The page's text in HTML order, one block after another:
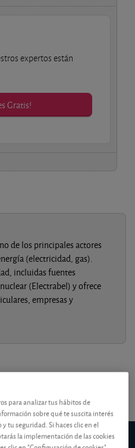
expertos están
Gratis!
de los principales actores
(electricidad, gas).
incluidas fuentes
(Electrabel) y ofrece
empresas y
para analizar tus hábitos de
sobre qué te suscita interés
tu seguridad. Si haces clic en el
la implementación de las cookies